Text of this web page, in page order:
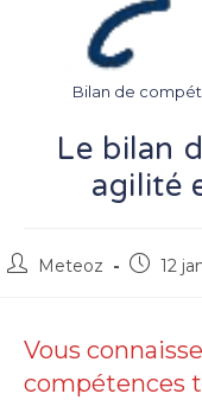
Bilan de
Le bilan
agilité
Auteur/autrice
publication :
Meteoz 12
Vous
compétences